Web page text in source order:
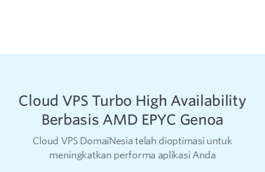
Cloud VPS Turbo High Availability
Berbasis AMD EPYC Genoa
Cloud VPS DomaiNesia telah dioptimasi untuk
meningkatkan performa aplikasi Anda